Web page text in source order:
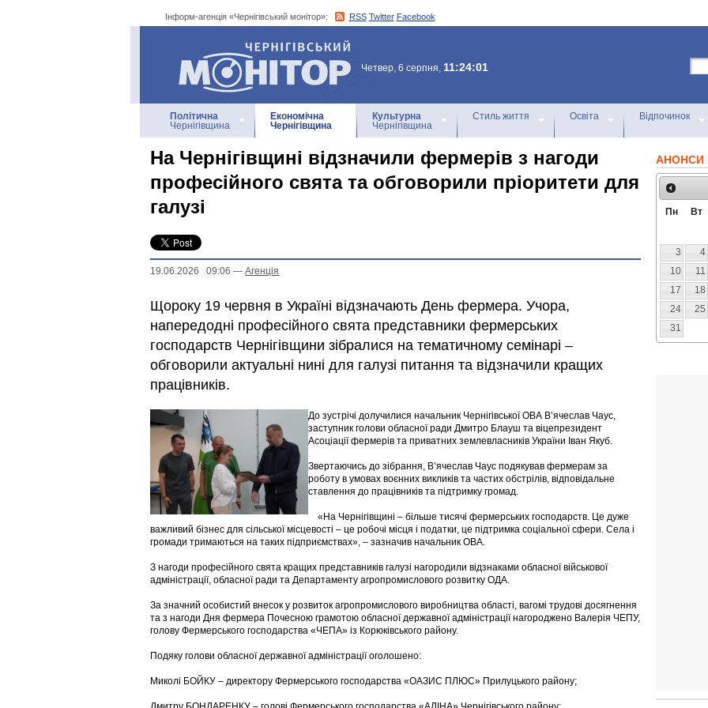
Інформ-агенція «Чернігівський монітор»: RSS Twitter Facebook
Інформ-агенція
«Чернігівський монітор»
Четвер, 6 серпня, 11:24:01
Політична
Чернігівщина
Економічна
Чернігівщина
Культурна
Чернігівщина
Стиль життя Освіта Відпочинок
На Чернігівщині відзначили фермерів з нагоди
професійного свята та обговорили пріоритети для
галузі
19.06.2026 09:06 — Агенцiя
Щороку 19 червня в Україні відзначають День фермера. Учора,
напередодні професійного свята представники фермерських
господарств Чернігівщини зібралися на тематичному семінарі –
обговорили актуальні нині для галузі питання та відзначили кращих
працівників.
До зустрічі долучилися начальник Чернігівської ОВА В’ячеслав Чаус,
заступник голови обласної ради Дмитро Блауш та віцепрезидент
Асоціації фермерів та приватних землевласників України Іван Якуб.
Звертаючись до зібрання, В’ячеслав Чаус подякував фермерам за
роботу в умовах воєнних викликів та частих обстрілів, відповідальне
ставлення до працівників та підтримку громад.
«На Чернігівщині – більше тисячі фермерських господарств. Це дуже
важливий бізнес для сільської місцевості – це робочі місця і податки, це підтримка соціальної сфери. Села і
громади тримаються на таких підприємствах», – зазначив начальник ОВА.
З нагоди професійного свята кращих представників галузі нагородили відзнаками обласної військової
адміністрації, обласної ради та Департаменту агропромислового розвитку ОДА.
За значний особистий внесок у розвиток агропромислового виробництва області, вагомі трудові досягнення
та з нагоди Дня фермера Почесною грамотою обласної державної адміністрації нагороджено Валерія ЧЕПУ,
голову Фермерського господарства «ЧЕПА» із Корюківського району.
Подяку голови обласної державної адміністрації оголошено:
Миколі БОЙКУ – директору Фермерського господарства «ОАЗИС ПЛЮС» Прилуцького району;
АНОНСИ
Пн Вт
3
4
10
11
17
18
24
25
31